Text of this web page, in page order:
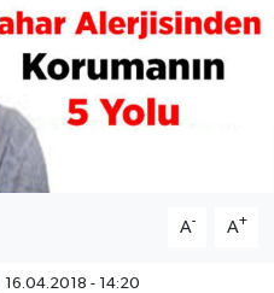
A- A+
16.04.2018 - 14:20